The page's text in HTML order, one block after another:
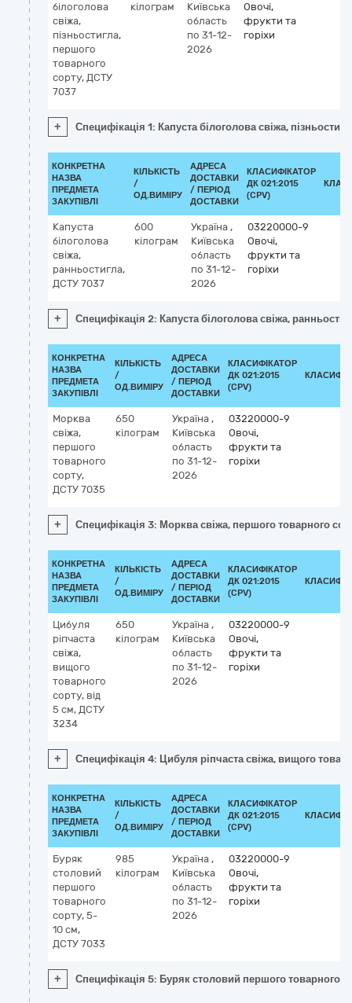
білоголова
свіжа,
пізньостигла,
першого
товарного
сорту, ДСТУ
7037
кілограм
Київська
область
по 31-12-
2026
Овочі,
фрукти та
горіхи
+ Специфікація 1: Капуста білоголова свіжа,
КОНКРЕТНА
НАЗВА
ПРЕДМЕТА
ЗАКУПІВЛІ
КІЛЬКІСТЬ
/
ОД.ВИМІРУ
АДРЕСА
ДОСТАВКИ
/ ПЕРІОД
ДОСТАВКИ
КЛАСИФІКАТОР
ДК 021:2015
(CPV)
Капуста
білоголова
свіжа,
ранньостигла,
ДСТУ 7037
600
кілограм
Україна ,
Київська
область
по 31-12-
2026
03220000-9
Овочі,
фрукти та
горіхи
+ Специфікація 2: Капуста білоголова свіжа,
КОНКРЕТНА
НАЗВА
ПРЕДМЕТА
ЗАКУПІВЛІ
КІЛЬКІСТЬ
/
ОД.ВИМІРУ
АДРЕСА
ДОСТАВКИ
/ ПЕРІОД
ДОСТАВКИ
КЛАСИФІКАТОР
ДК 021:2015
(CPV)
Морква
свіжа,
першого
товарного
сорту,
ДСТУ 7035
650
кілограм
Україна ,
Київська
область
по 31-12-
2026
03220000-9
Овочі,
фрукти та
горіхи
+ Специфікація 3: Морква свіжа, першого товарного
КОНКРЕТНА
НАЗВА
ПРЕДМЕТА
ЗАКУПІВЛІ
КІЛЬКІСТЬ
/
ОД.ВИМІРУ
АДРЕСА
ДОСТАВКИ
/ ПЕРІОД
ДОСТАВКИ
КЛАСИФІКАТОР
ДК 021:2015
(CPV)
Цибуля
ріпчаста
свіжа,
вищого
товарного
сорту, від
5 см, ДСТУ
3234
650
кілограм
Україна ,
Київська
область
по 31-12-
2026
03220000-9
Овочі,
фрукти та
горіхи
+ Специфікація 4: Цибуля ріпчаста свіжа, вищого
КОНКРЕТНА
НАЗВА
ПРЕДМЕТА
ЗАКУПІВЛІ
КІЛЬКІСТЬ
/
ОД.ВИМІРУ
АДРЕСА
ДОСТАВКИ
/ ПЕРІОД
ДОСТАВКИ
КЛАСИФІКАТОР
ДК 021:2015
(CPV)
Буряк
столовий
першого
товарного
сорту, 5-
10 см,
ДСТУ 7033
985
кілограм
Україна ,
Київська
область
по 31-12-
2026
03220000-9
Овочі,
фрукти та
горіхи
+ Специфікація 5: Буряк столовий першого товарного